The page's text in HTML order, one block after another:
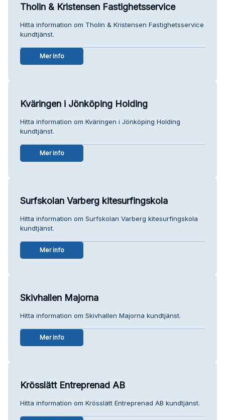
Tholin & Kristensen Fastighetsservice
Hitta information om Tholin & Kristensen Fastighetsservice
kundtjänst.
Mer info
Kväringen i Jönköping Holding
Hitta information om Kväringen i Jönköping Holding
kundtjänst.
Mer info
Surfskolan Varberg kitesurfingskola
Hitta information om Surfskolan Varberg kitesurfingskola
kundtjänst.
Mer info
Skivhallen Majorna
Hitta information om Skivhallen Majorna kundtjänst.
Mer info
Krösslätt Entreprenad AB
Hitta information om Krösslätt Entreprenad AB kundtjänst.